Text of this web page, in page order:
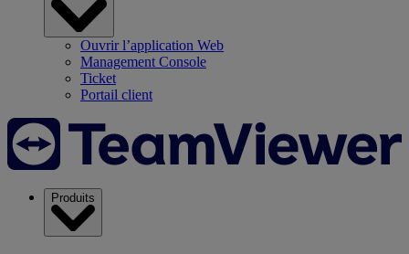
Ouvrir l’application Web
Management Console
Ticket
Portail client
Produits